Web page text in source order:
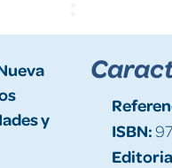
y
ISBN: